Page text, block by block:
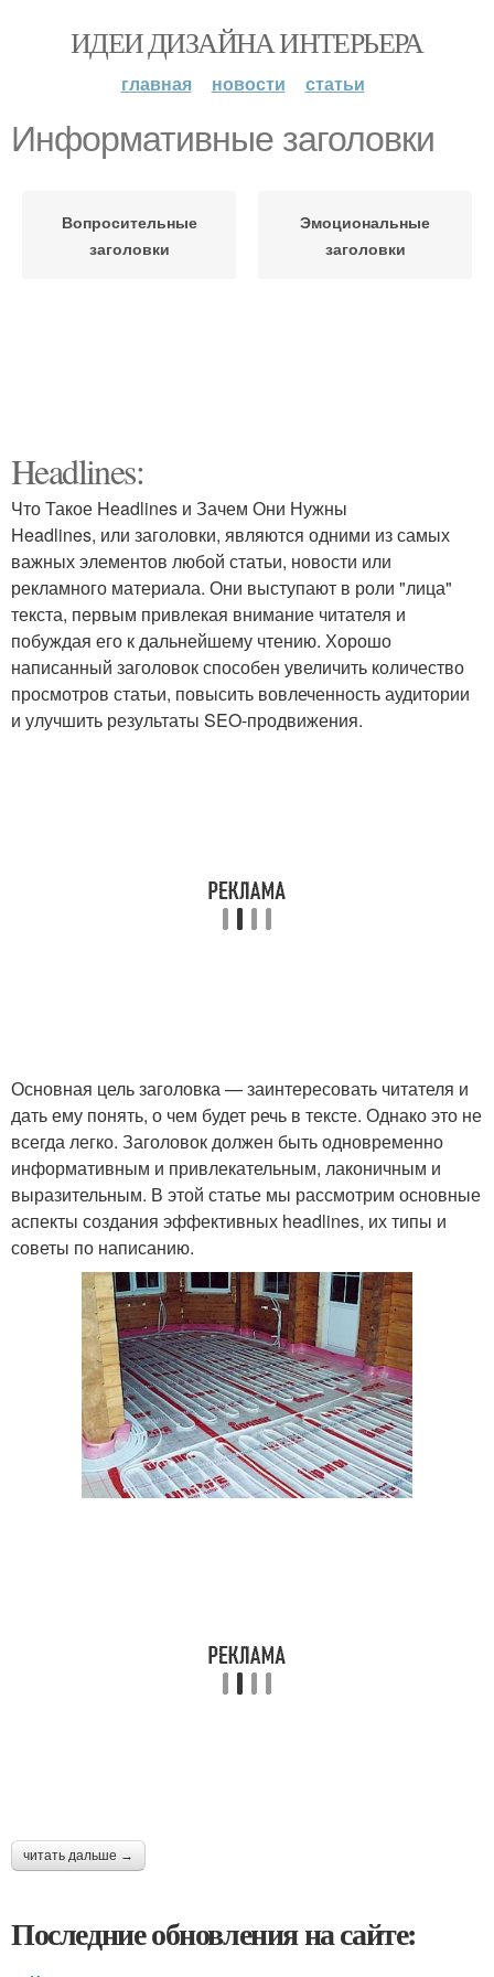
ИДЕИ ДИЗАЙНА ИНТЕРЬЕРА
главная новости статьи
Информативные заголовки
Вопросительные
заголовки
Эмоциональные
заголовки
Headlines:
Что Такое Headlines и Зачем Они Нужны
Headlines, или заголовки, являются одними из самых
важных элементов любой статьи, новости или
рекламного материала. Они выступают в роли "лица"
текста, первым привлекая внимание читателя и
побуждая его к дальнейшему чтению. Хорошо
написанный заголовок способен увеличить количество
просмотров статьи, повысить вовлеченность аудитории
и улучшить результаты SEO-продвижения.
Основная цель заголовка — заинтересовать читателя и
дать ему понять, о чем будет речь в тексте. Однако это не
всегда легко. Заголовок должен быть одновременно
информативным и привлекательным, лаконичным и
выразительным. В этой статье мы рассмотрим основные
аспекты создания эффективных headlines, их типы и
советы по написанию.
читать дальше →
Последние обновления на сайте: